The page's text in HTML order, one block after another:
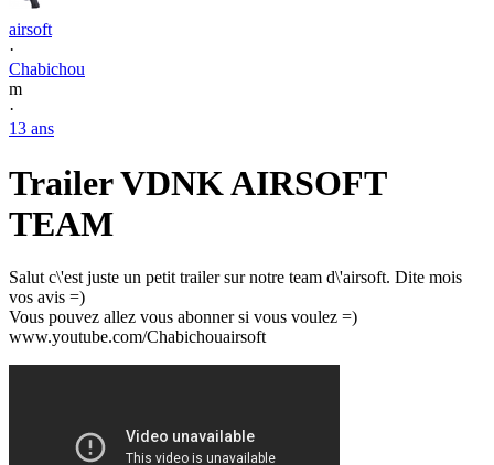
airsoft
·
Chabichou
m
·
13 ans
Trailer VDNK AIRSOFT
TEAM
Salut c\'est juste un petit trailer sur notre team d\'airsoft. Dite mois
vos avis =)
Vous pouvez allez vous abonner si vous voulez =)
www.youtube.com/Chabichouairsoft